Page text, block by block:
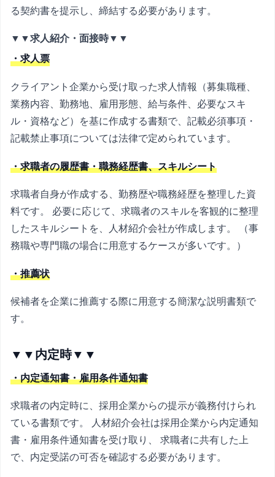
る契約書を提示し、締結する必要があります。
▼▼求人紹介・面接時▼▼
・求人票
クライアント企業から受け取った求人情報（募集職種、
業務内容、勤務地、雇用形態、給与条件、必要なスキ
ル・資格など）を基に作成する書類で、記載必須事項・
記載禁止事項については法律で定められています。
・求職者の履歴書・職務経歴書、スキルシート
求職者自身が作成する、勤務歴や職務経歴を整理した資
料です。 必要に応じて、求職者のスキルを客観的に整理
したスキルシートを、人材紹介会社が作成します。 （事
務職や専門職の場合に用意するケースが多いです。）
・推薦状
候補者を企業に推薦する際に用意する簡潔な説明書類で
す。
▼▼内定時▼▼
・内定通知書・雇用条件通知書
求職者の内定時に、採用企業からの提示が義務付けられ
ている書類です。 人材紹介会社は採用企業から内定通知
書・雇用条件通知書を受け取り、 求職者に共有した上
で、内定受諾の可否を確認する必要があります。